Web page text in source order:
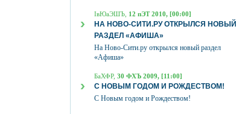
ІвЮаЭШЪ, 12 пЭТ 2010, [00:00]
НА НОВО-СИТИ.РУ ОТКРЫЛСЯ НОВЫЙ
РАЗДЕЛ «АФИША»
На Ново-Сити.ру открылся новый раздел
«Афиша»
БаХФР, 30 ФХЪ 2009, [11:00]
С НОВЫМ ГОДОМ И РОЖДЕСТВОМ!
С Новым годом и Рождеством!